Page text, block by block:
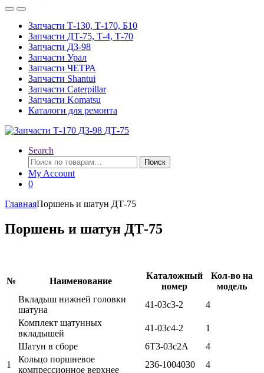
Запчасти Т-130, Т-170, Б10
Запчасти ДТ-75, Т-4, Т-70
Запчасти ДЗ-98
Запчасти Урал
Запчасти ЧЕТРА
Запчасти Shantui
Запчасти Caterpillar
Запчасти Komatsu
Каталоги для ремонта
Search
Искать:
Поиск
My Account
0
ГлавнаяПоршень и шатун ДТ-75
Поршень и шатун ДТ-75
№ Наименование
Каталожный
номер
Кол-во на
модель
Вкладыш нижней головки
шатуна
41-03с3-2
4
Комплект шатунных
вкладышей
41-03с4-2
1
Шатун в сборе
6Т3-03с2А
4
1
Кольцо поршневое
компрессионное верхнее
236-1004030 4